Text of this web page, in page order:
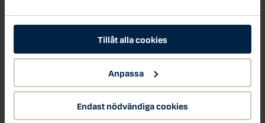
Tillåt alla cookies
Anpassa
Endast nödvändiga cookies
Skogsentreprenörer blir allt lönsammare –
Skog & Ekonomi-rapporten analyserar också den
ekonomiska utvecklingen för skogsentreprenörerna. Det
är skogsentreprenörerna som bland annat ser till att
skogen blir av. Skogsentreprenörerna har bland annat